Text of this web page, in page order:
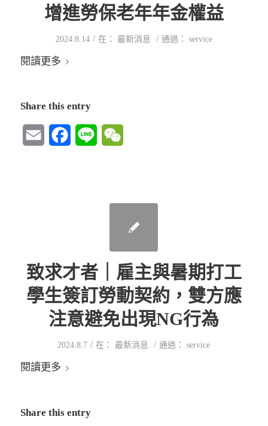
增進勞保老年年金權益
2024.8.14 / 在： 最新消息 / 通過： service
閱讀更多
Share this entry
Email FacebookLine
致求才者｜雇主與暑期打工
學生簽訂勞動契約，雙方應
注意避免出現NG行為
2024.8.7 / 在： 最新消息 / 通過：service
閱讀更多
Share this entry